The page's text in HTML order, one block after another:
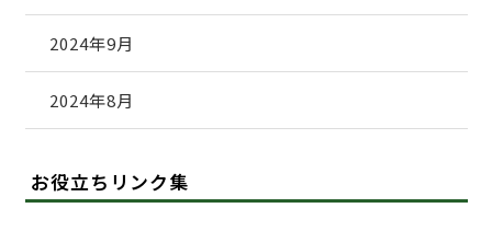
2024年9月
2024年8月
お役立ちリンク集